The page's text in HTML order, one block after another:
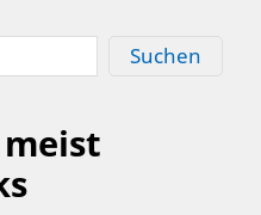
Suchen